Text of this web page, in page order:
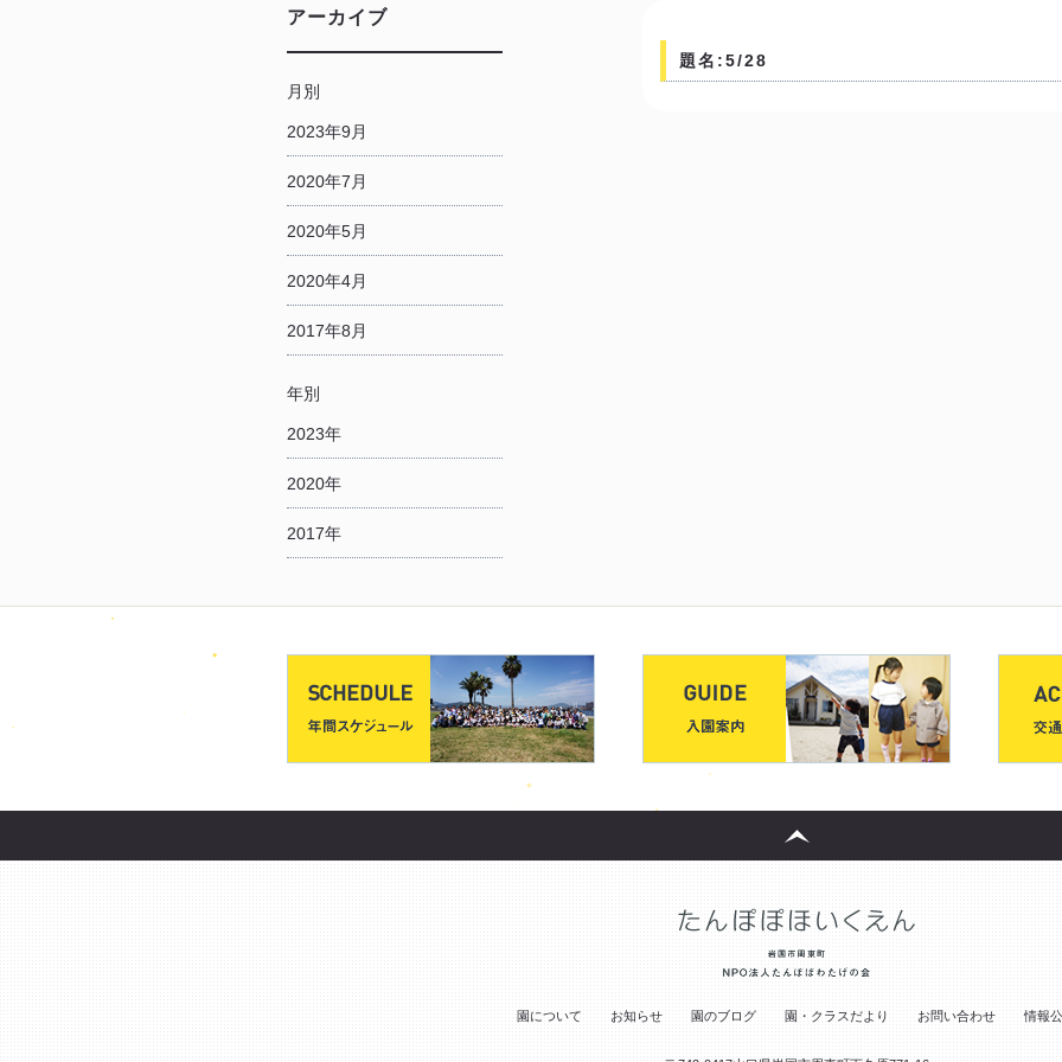
題名:5/28
アーカイブ
月別
2023年9月
2020年7月
2020年5月
2020年4月
2017年8月
年別
2023年
2020年
2017年
園について お知らせ 園のブログ 園・クラスだより お問い合わせ 情報